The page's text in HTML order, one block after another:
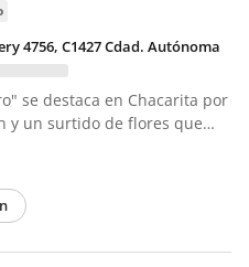
4756, C1427 Cdad. Autónoma
se destaca en Chacarita por
y un surtido de flores que…